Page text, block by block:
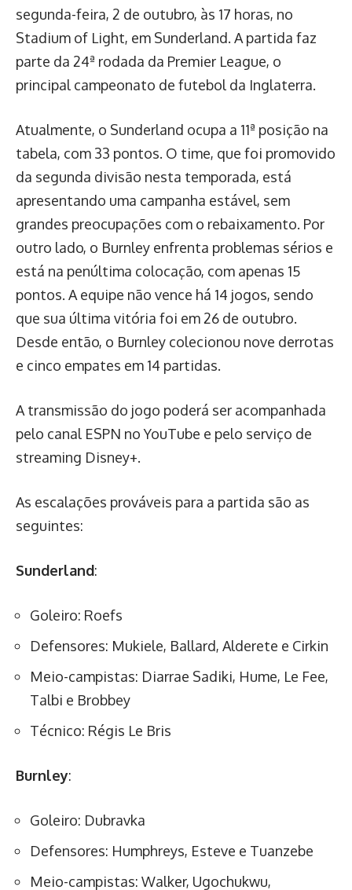
segunda-feira, 2 de outubro, às 17 horas, no
Stadium of Light, em Sunderland. A partida faz
parte da 24ª rodada da Premier League, o
principal campeonato de futebol da Inglaterra.
Atualmente, o Sunderland ocupa a 11ª posição na
tabela, com 33 pontos. O time, que foi promovido
da segunda divisão nesta temporada, está
apresentando uma campanha estável, sem
grandes preocupações com o rebaixamento. Por
outro lado, o Burnley enfrenta problemas sérios e
está na penúltima colocação, com apenas 15
pontos. A equipe não vence há 14 jogos, sendo
que sua última vitória foi em 26 de outubro.
Desde então, o Burnley colecionou nove derrotas
e cinco empates em 14 partidas.
A transmissão do jogo poderá ser acompanhada
pelo canal ESPN no YouTube e pelo serviço de
streaming Disney+.
As escalações prováveis para a partida são as
seguintes:
Sunderland:
Goleiro: Roefs
Defensores: Mukiele, Ballard, Alderete e Cirkin
Meio-campistas: Diarrae Sadiki, Hume, Le Fee,
Talbi e Brobbey
Técnico: Régis Le Bris
Burnley:
Goleiro: Dubravka
Defensores: Humphreys, Esteve e Tuanzebe
Meio-campistas: Walker, Ugochukwu,